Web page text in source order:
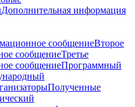
Дополнительная информация
сообщениеВторое
сообщениеТретье
сообщениеПрограммный
Полученные